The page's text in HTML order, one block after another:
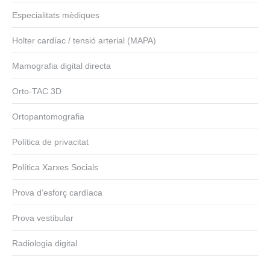
Especialitats mèdiques
Holter cardíac / tensió arterial (MAPA)
Mamografia digital directa
Orto-TAC 3D
Ortopantomografia
Política de privacitat
Política Xarxes Socials
Prova d’esforç cardíaca
Prova vestibular
Radiologia digital